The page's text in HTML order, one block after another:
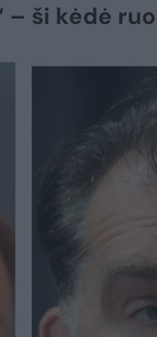
– ši kėdė